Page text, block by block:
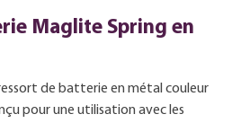
Maglite Spring en
de batterie en métal couleur
pour une utilisation avec les